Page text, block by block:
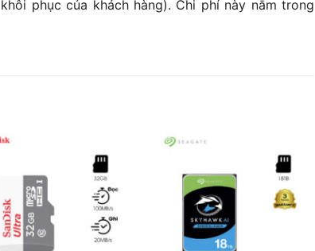
phục của khách hàng). Chi phí này nằm trong